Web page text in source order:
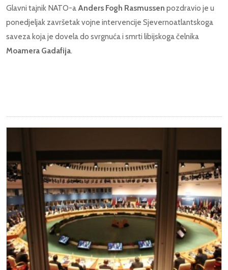
Glavni tajnik NATO-aAnders Fogh Rasmussen pozdravio je u
ponedjeljak završetak vojne intervencije Sjevernoatlantskoga
saveza koja je dovela do svrgnuća i smrti libijskoga čelnika
Moamera Gadafija.